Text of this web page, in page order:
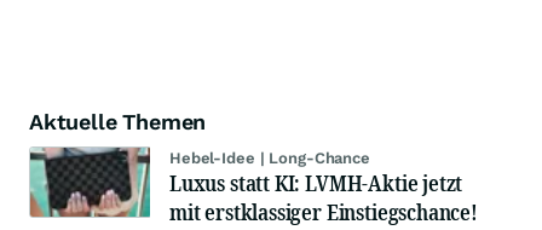
Aktuelle Themen
Hebel-Idee | Long-Chance
Luxus statt KI: LVMH-Aktie jetzt
mit erstklassiger Einstiegschance!